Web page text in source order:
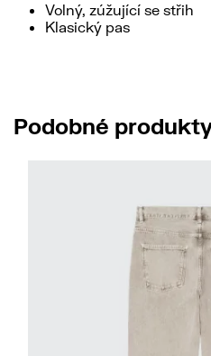
Volný, zúžující se střih
Klasický pas
Podobné